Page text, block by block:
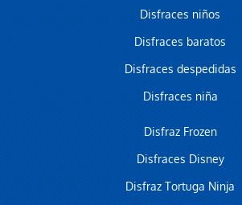
Disfraces niños
Disfraces baratos
Disfraces despedidas
Disfraces niña
Disfraz Frozen
Disfraces Disney
Disfraz Tortuga Ninja